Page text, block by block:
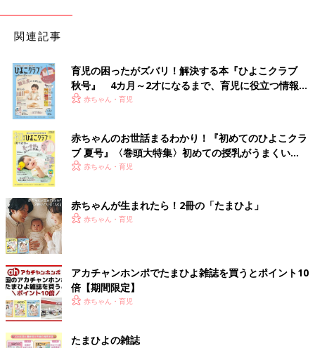
関連記事
育児の困ったがズバリ！解決する本『ひよこクラブ
秋号』 4カ月～2才になるまで、育児に役立つ情報が
いっぱい！
赤ちゃん・育児
赤ちゃんのお世話まるわかり！『初めてのひよこクラ
ブ 夏号』〈巻頭大特集〉初めての授乳がうまくい
く！ おっぱい・ミルクの基本と夏のトラブル 解決テ
赤ちゃん・育児
赤ちゃんが生まれたら！2冊の「たまひよ」
赤ちゃん・育児
アカチャンホンポでたまひよ雑誌を買うとポイント10
倍【期間限定】
赤ちゃん・育児
たまひよの雑誌